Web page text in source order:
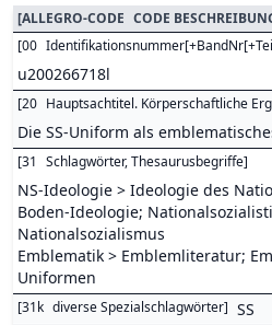
[ALLEGRO-CODE CODE
[00
u200266718l
[20 Hauptsachtitel. Körperschaftliche
Die SS-Uniform als
[31 Schlagwörter, Thesaurusbegriffe]
NS-Ideologie > Ideologie des
Boden-Ideologie;
Nationalsozialismus
Emblematik > Emblemliteratur;
Uniformen
[31k diverse Spezialschlagwörter] SS